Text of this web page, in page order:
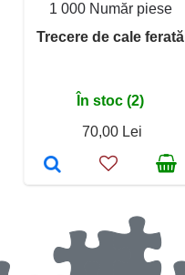
1 000 Număr piese
Trecere de cale ferată
În stoc (2)
70,00 Lei